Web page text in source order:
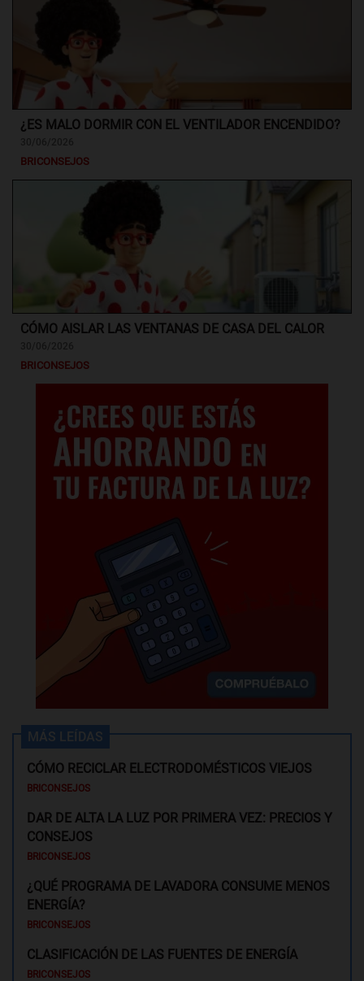
¿ES MALO DORMIR CON EL VENTILADOR ENCENDIDO?
BRICONSEJOS
CÓMO AISLAR LAS VENTANAS DE CASA DEL CALOR
BRICONSEJOS
MÁS LEÍDAS
CÓMO RECICLAR ELECTRODOMÉSTICOS VIEJOS
BRICONSEJOS
DAR DE ALTA LA LUZ POR PRIMERA VEZ: PRECIOS Y
CONSEJOS
BRICONSEJOS
¿QUÉ PROGRAMA DE LAVADORA CONSUME MENOS
ENERGÍA?
BRICONSEJOS
CLASIFICACIÓN DE LAS FUENTES DE ENERGÍA
BRICONSEJOS